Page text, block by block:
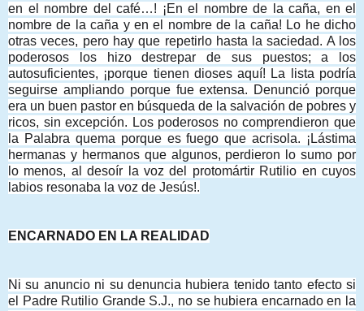
en el nombre del café…! ¡En el nombre de la caña, en el
nombre de la caña y en el nombre de la caña! Lo he dicho
otras veces, pero hay que repetirlo hasta la saciedad. A los
poderosos los hizo destrepar de sus puestos; a los
autosuficientes, ¡porque tienen dioses aquí! La lista podría
seguirse ampliando porque fue extensa. Denunció porque
era un buen pastor en búsqueda de la salvación de pobres y
ricos, sin excepción. Los poderosos no comprendieron que
la Palabra quema porque es fuego que acrisola. ¡Lástima
hermanas y hermanos que algunos, perdieron lo sumo por
lo menos, al desoír la voz del protomártir Rutilio en cuyos
labios resonaba la voz de Jesús!.
ENCARNADO EN LA REALIDAD
Ni su anuncio ni su denuncia hubiera tenido tanto efecto si
el Padre Rutilio Grande S.J., no se hubiera encarnado en la